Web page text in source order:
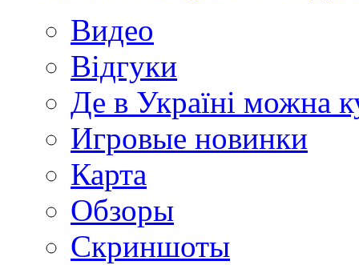
Видео
Відгуки
Де в Україні можна
Игровые новинки
Карта
Обзоры
Скриншоты